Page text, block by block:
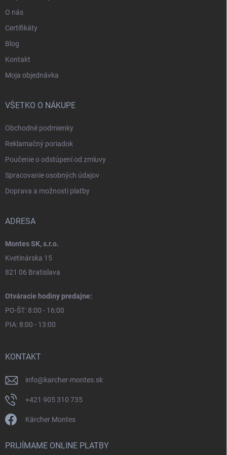
O nás
Certifikáty
Blog
Kontakt
Moja objednávka
VŠETKO O NÁKUPE
Obchodné podmienky
Reklamačný poriadok
Poučenie o odstúpení od zmluvy
Spracovanie osobných údajov
Doprava a možnosti platby
ADRESA
Montes SK, s.r.o.
Kvetinárska 15
821 06 Bratislava
Otváracie hodiny predajne:
PO-ŠT: 8:00 - 16:00
PIA: 8:00 - 13:00
KONTAKT
info@karcher-montes.sk
+421 905 310 735
Kärcher Montes
PRIJÍMAME ONLINE PLATBY